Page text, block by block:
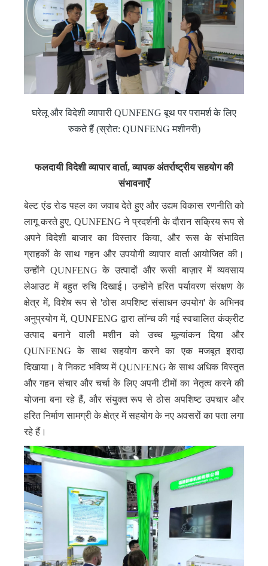
घरेलू और विदेशी व्यापारी QUNFENG बूथ पर परामर्श के लिए
रुकते हैं (स्रोत: QUNFENG मशीनरी)
फलदायी विदेशी व्यापार वार्ता, व्यापक अंतर्राष्ट्रीय सहयोग की
संभावनाएँ
बेल्ट एंड रोड पहल का जवाब देते हुए और उद्यम विकास रणनीति को
लागू करते हुए, QUNFENG ने प्रदर्शनी के दौरान सक्रिय रूप से
अपने विदेशी बाजार का विस्तार किया, और रूस के संभावित
ग्राहकों के साथ गहन और उपयोगी व्यापार वार्ता आयोजित की।
उन्होंने QUNFENG के उत्पादों और रूसी बाज़ार में व्यवसाय
लेआउट में बहुत रुचि दिखाई। उन्होंने हरित पर्यावरण संरक्षण के
क्षेत्र में, विशेष रूप से 'ठोस अपशिष्ट संसाधन उपयोग' के अभिनव
अनुप्रयोग में, QUNFENG द्वारा लॉन्च की गई स्वचालित कंक्रीट
उत्पाद बनाने वाली मशीन को उच्च मूल्यांकन दिया और
QUNFENG के साथ सहयोग करने का एक मजबूत इरादा
दिखाया। वे निकट भविष्य में QUNFENG के साथ अधिक विस्तृत
और गहन संचार और चर्चा के लिए अपनी टीमों का नेतृत्व करने की
योजना बना रहे हैं, और संयुक्त रूप से ठोस अपशिष्ट उपचार और
हरित निर्माण सामग्री के क्षेत्र में सहयोग के नए अवसरों का पता लगा
रहे हैं।